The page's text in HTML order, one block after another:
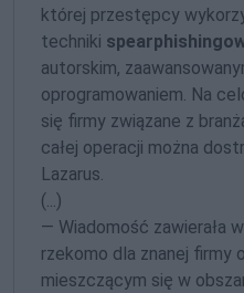
której przestępcy
techniki
autorskim,
oprogramowaniem. Na
się firmy związane z
całej operacji można
Lazarus.
(...)
— Wiadomość zawierała
rzekomo dla znanej firmy
mieszczącym się w